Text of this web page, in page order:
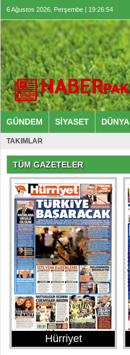
6 Ağustos 2026, Perşembe | 19:26:55
GÜNDEM SİYASET DÜNYA
TAKIMLAR
TÜM GAZETELER
Hürriyet